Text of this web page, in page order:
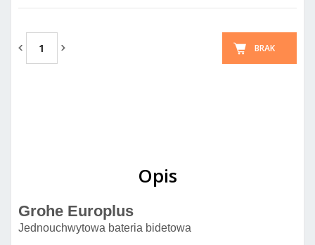
BRAK
Opis
Grohe Europlus
Jednouchwytowa bateria bidetowa